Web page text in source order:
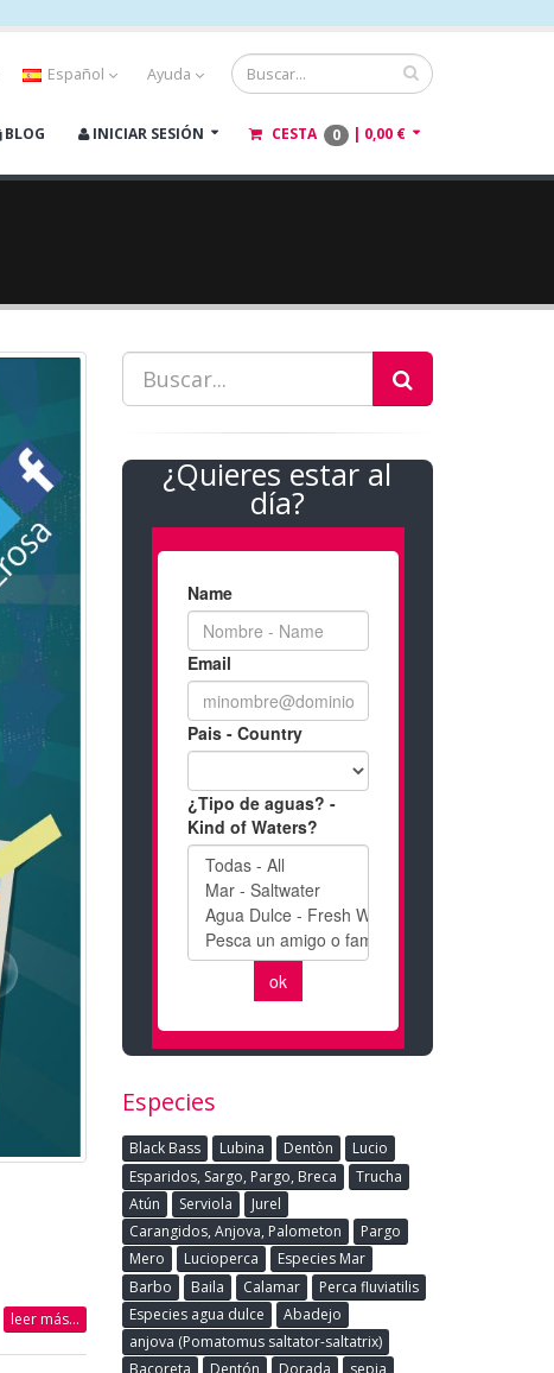
Español Ayuda
BLOG INICIAR SESIÓN CESTA 0 | 0,00 €
leer más...
¿Quieres estar al
día?
Especies
Black Bass Lubina Dentòn
Lucio
Esparidos, Sargo, Pargo, Breca
Trucha
Atún
Serviola
Jurel
Carangidos, Anjova, Palometon
Pargo
Mero
Lucioperca
Especies Mar
Barbo
Baila Calamar
Perca fluviatilis
Especies agua dulce
Abadejo
anjova (Pomatomus saltator-saltatrix)